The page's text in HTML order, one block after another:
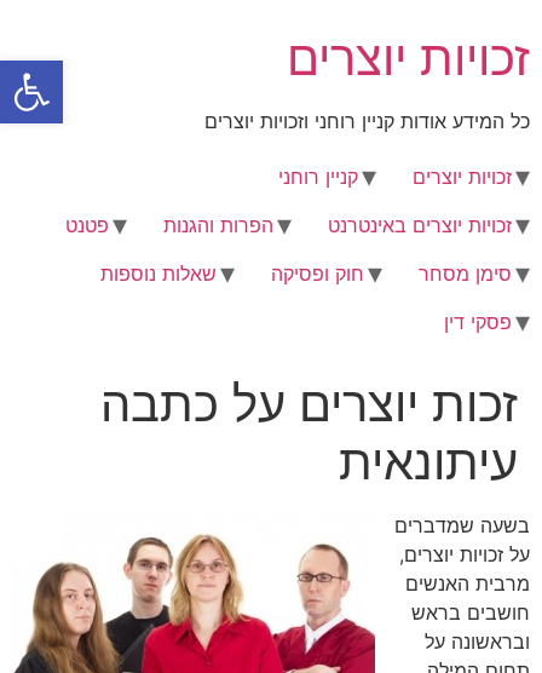
פתח
לתוכן
זכויות יוצרים
כל המידע אודות קניין רוחני וזכויות יוצרים
זכויות יוצרים
קניין רוחני
זכויות יוצרים באינטרנט
הפרות והגנות
פטנט
סימן מסחר
חוק ופסיקה
שאלות נוספות
פסקי דין
זכות יוצרים על כתבה
עיתונאית
בשעה שמדברים
על זכויות יוצרים,
מרבית האנשים
חושבים בראש
ובראשונה על